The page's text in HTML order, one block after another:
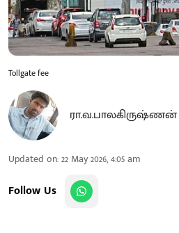
Tollgate fee
ரா.வ.பாலகிருஷ்ணன்
Updated on:22 May 2026, 4:05 am
Follow Us